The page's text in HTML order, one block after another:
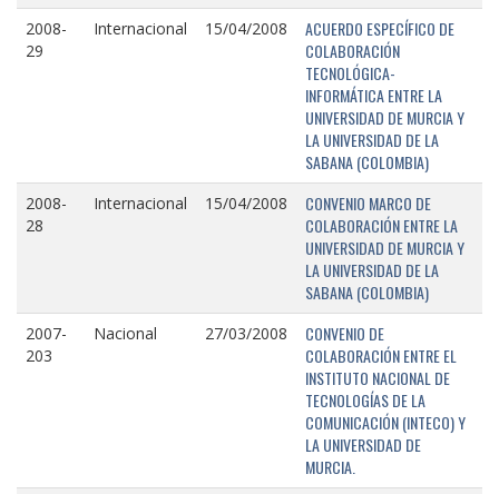
2008-
29
Internacional 15/04/2008
ACUERDO ESPECÍFICO DE
COLABORACIÓN
TECNOLÓGICA-
INFORMÁTICA ENTRE LA
UNIVERSIDAD DE MURCIA Y
LA UNIVERSIDAD DE LA
SABANA (COLOMBIA)
2008-
28
Internacional 15/04/2008
CONVENIO MARCO DE
COLABORACIÓN ENTRE LA
UNIVERSIDAD DE MURCIA Y
LA UNIVERSIDAD DE LA
SABANA (COLOMBIA)
2007-
203
Nacional 27/03/2008
CONVENIO DE
COLABORACIÓN ENTRE EL
INSTITUTO NACIONAL DE
TECNOLOGÍAS DE LA
COMUNICACIÓN (INTECO) Y
LA UNIVERSIDAD DE
MURCIA.